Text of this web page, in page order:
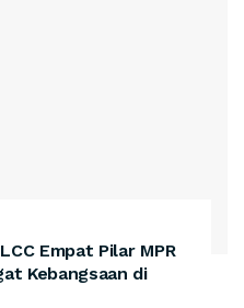
Empat Pilar MPR
Kebangsaan di